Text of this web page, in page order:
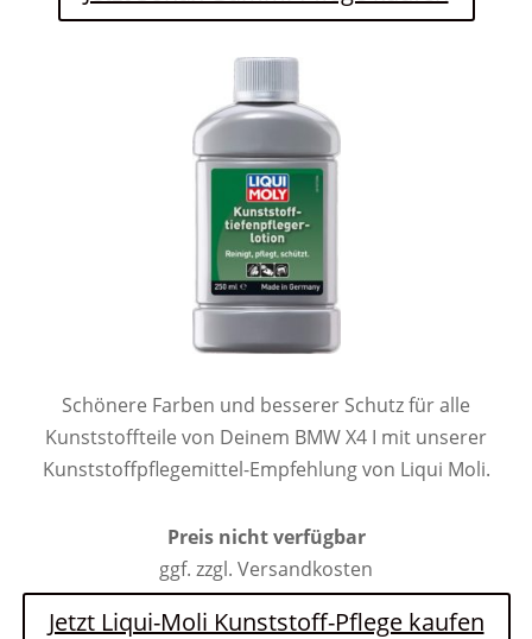
Schönere Farben und besserer Schutz für alle
Kunststoffteile von Deinem BMW X4 I mit unserer
Kunststoffpflegemittel-Empfehlung von Liqui Moli.
Preis nicht verfügbar
ggf. zzgl. Versandkosten
Jetzt Liqui-Moli Kunststoff-Pflege kaufen